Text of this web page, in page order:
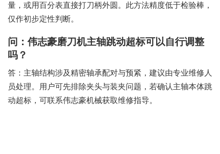
量，或用百分表直接打刀柄外圆。此方法精度低于检验棒，
仅作初步定性判断。
问：伟志豪磨刀机主轴跳动超标可以自行调整
吗？
答：主轴结构涉及精密轴承配对与预紧，建议由专业维修人
员处理。用户可先排除夹头与装夹问题，若确认主轴本体跳
动超标，可联系伟志豪机械获取维修指导。